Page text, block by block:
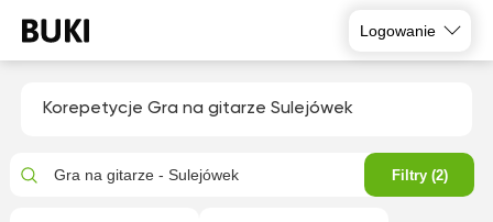
Logowanie
Korepetycje Gra na gitarze Sulejówek
Gra na gitarze - Sulejówek Filtry (2)